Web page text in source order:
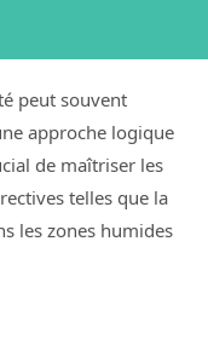
peut souvent
approche logique
de maîtriser les
telles que la
les zones humides